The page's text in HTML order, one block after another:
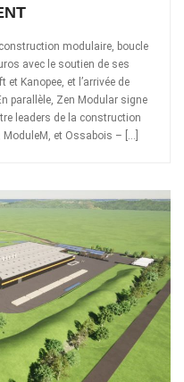
modulaire, boucle
avec le soutien de ses
Kanopee, et l’arrivée de
parallèle, Zen Modular signe
leaders de la construction
et Ossabois – […]